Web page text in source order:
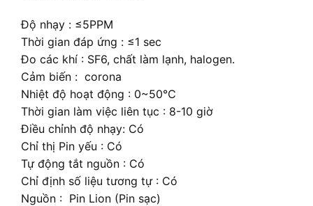
Độ nhạy : ≤5PPM
Thời gian đáp ứng : ≤1 sec
Đo các khí : SF6, chất làm lạnh, halogen.
Cảm biến : corona
Nhiệt độ hoạt động : 0~50℃
Thời gian làm việc liên tục : 8-10 giờ
Điều chỉnh độ nhạy: Có
Chỉ thị Pin yếu : Có
Tự động tắt nguồn : Có
Chỉ định số liệu tương tự : Có
Nguồn : Pin Lion (Pin sạc)